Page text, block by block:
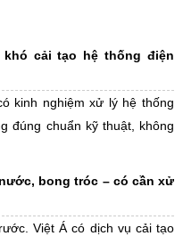
cải tạo hệ thống điện
kinh nghiệm xử lý hệ thống
đúng chuẩn kỹ thuật, không
bong tróc – có cần xử
Việt Á có dịch vụ cải tạo